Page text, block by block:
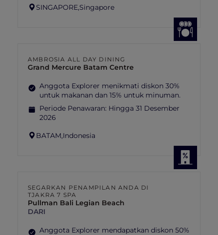
SINGAPORE,Singapore
AMBROSIA ALL DAY DINING
Grand Mercure Batam Centre
Anggota Explorer menikmati diskon 30%
untuk makanan dan 15% untuk minuman.
Periode Penawaran: Hingga 31 Desember
2026
BATAM,Indonesia
SEGARKAN PENAMPILAN ANDA DI
TJAKRA 7 SPA
Pullman Bali Legian Beach
DARI
Anggota Explorer mendapatkan diskon 50%